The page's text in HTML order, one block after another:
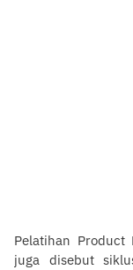
Pelatihan Product
juga disebut